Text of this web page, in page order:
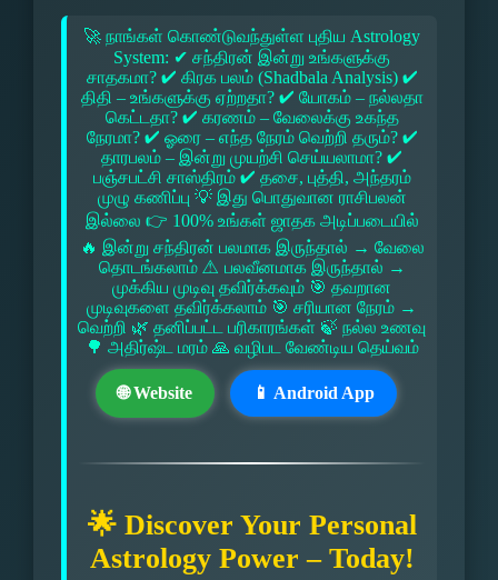
🚀 நாங்கள் கொண்டுவந்துள்ள புதிய Astrology
System: ✔ சந்திரன் இன்று உங்களுக்கு
சாதகமா? ✔ கிரக பலம் (Shadbala Analysis) ✔
திதி – உங்களுக்கு ஏற்றதா? ✔ யோகம் – நல்லதா
கெட்டதா? ✔ கரணம் – வேலைக்கு உகந்த
நேரமா? ✔ ஓரை – எந்த நேரம் வெற்றி தரும்? ✔
தாரபலம் – இன்று முயற்சி செய்யலாமா? ✔
பஞ்சபட்சி சாஸ்திரம் ✔ தசை, புத்தி, அந்தரம்
முழு கணிப்பு 💡 இது பொதுவான ராசிபலன்
இல்லை 👉 100% உங்கள் ஜாதக அடிப்படையில்
🔥 இன்று சந்திரன் பலமாக இருந்தால் → வேலை
தொடங்கலாம் ⚠ பலவீனமாக இருந்தால் →
முக்கிய முடிவு தவிர்க்கவும் 🎯 தவறான
முடிவுகளை தவிர்க்கலாம் 🎯 சரியான நேரம் →
வெற்றி 🌿 தனிப்பட்ட பரிகாரங்கள் 🍃 நல்ல உணவு
🌳 அதிர்ஷ்ட மரம் 🙏 வழிபட வேண்டிய தெய்வம்
🌐 Website 📱 Android App
🌟 Discover Your Personal
Astrology Power – Today!